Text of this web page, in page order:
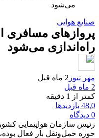
می‌شود
هوایی
مسافری از
می‌شود
نیوز2 ماه قبل
1 دقیقه
سازمان هواپیمایی کشوری
حمل‌ونقل بار فعال بوده،